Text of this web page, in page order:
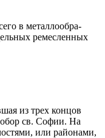
в металлообра­
ремесленных
из трех концов
св. Софии. На
или районами,